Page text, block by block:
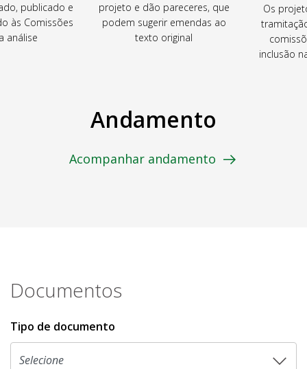
publicado e
às Comissões
análise
projeto e dão pareceres, que
podem sugerir emendas ao
texto original
Os
inclusão
Andamento
Acompanhar andamento
Documentos
Tipo de documento